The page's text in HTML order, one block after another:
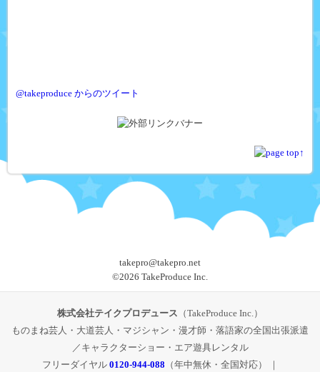
@takeproduce からのツイート
takepro@takepro.net
©2026 TakeProduce Inc.
株式会社テイクプロデュース （TakeProduce Inc.）
ものまね芸人・大道芸人・マジシャン・漫才師・落語家の全国出張派遣
／キャラクターショー・エア遊具レンタル
フリーダイヤル 0120-944-088 （年中無休・全国対応） ｜